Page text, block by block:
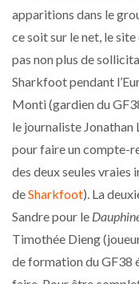
apparitions dans le
ce soit sur le net, le
pas non plus de
Sharkfoot pendant
Monti (gardien du
le journaliste Jonathan
pour faire un compte-
des deux seules vraies
deSharkfoot). La
Sandre pour le
Timothée Dieng
de formation du GF38